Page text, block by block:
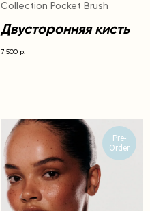
Collection Pocket Brush
Двусторонняя кисть
7 500 р.
Pre-
Order